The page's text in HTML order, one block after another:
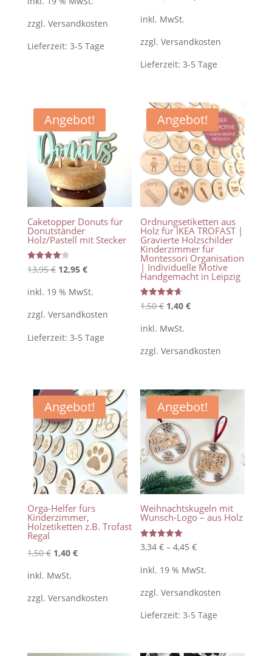
27,50 €26,50 €.
zzgl. Versandkosten
Lieferzeit: 3-5 Tage
von 5
17,95 €12,95 €.
inkl. MwSt.
zzgl.Versandkosten
Lieferzeit:3-5 Tage
Angebot!
Caketopper Donuts für
Donutständer
Holz/Pastell mit Stecker
Bewertet
mit
von 5
13,95€ Ursprünglicher
13,95 €
12,95 €Aktueller
12,95 €.
inkl. 19 % MwSt.
zzgl. Versandkosten
Lieferzeit: 3-5 Tage
Angebot!
Ordnungsetiketten aus
Holz für IKEA TROFAST |
Gravierte Holzschilder
Kinderzimmer für
Montessori Organisation
| Individuelle Motive
Handgemacht in Leipzig
Bewertet
mit
von 5
1,50€ Ursprünglicher
1,50 €
1,40€Aktueller
1,40 €.
inkl. MwSt.
zzgl.Versandkosten
Angebot!
Orga-Helfer fürs
Kinderzimmer,
Holzetiketten z.B. Trofast
Regal
1,50€ Ursprünglicher
1,50 €
1,40 €Aktueller
1,40 €.
inkl. MwSt.
zzgl. Versandkosten
Angebot!
Weihnachtskugeln mit
Wunsch-Logo – aus Holz
Bewertet
mit
von 5
3,34€ –4,45€
inkl. 19 % MwSt.
zzgl.Versandkosten
Lieferzeit:3-5 Tage